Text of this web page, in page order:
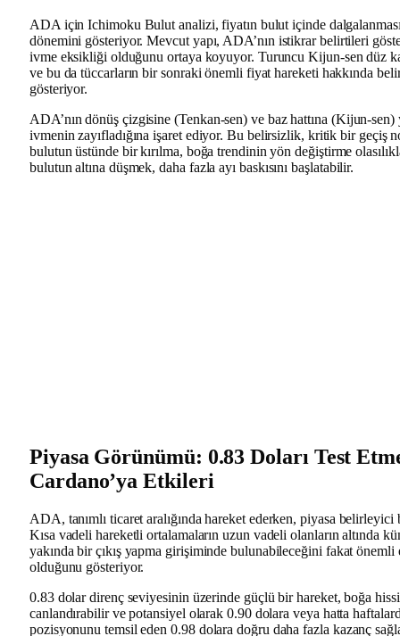
ADA için Ichimoku Bulut analizi, fiyatın bulut içinde
dönemini gösteriyor. Mevcut yapı, ADA’nın istikrar belirtileri
ivme eksikliği olduğunu ortaya koyuyor. Turuncu Kijun-sen düz
ve bu da tüccarların bir sonraki önemli fiyat hareketi hakkında
gösteriyor.
ADA’nın dönüş çizgisine (Tenkan-sen) ve baz hattına (Kijun-sen)
ivmenin zayıfladığına işaret ediyor. Bu belirsizlik, kritik bir geçiş
bulutun üstünde bir kırılma, boğa trendinin yön değiştirme
bulutun altına düşmek, daha fazla ayı baskısını başlatabilir.
Piyasa Görünümü: 0.83 Doları Test
Cardano’ya Etkileri
ADA, tanımlı ticaret aralığında hareket ederken, piyasa
Kısa vadeli hareketli ortalamaların uzun vadeli olanların altında
yakında bir çıkış yapma girişiminde bulunabileceğini fakat
olduğunu gösteriyor.
0.83 dolar direnç seviyesinin üzerinde güçlü bir hareket, boğa
canlandırabilir ve potansiyel olarak 0.90 dolara veya hatta
pozisyonunu temsil eden 0.98 dolara doğru daha fazla kazanç